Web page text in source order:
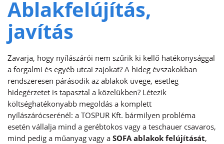
Ablakfelújítás,
javítás
Zavarja, hogy nyílászárói nem szűrik ki kellő hatékonysággal
a forgalmi és egyéb utcai zajokat? A hideg évszakokban
rendszeresen párásodik az ablakok üvege, esetleg
hidegérzetet is tapasztal a közelükben? Létezik
költséghatékonyabb megoldás a komplett
nyílászárócserénél: a TOSPUR Kft. bármilyen probléma
esetén vállalja mind a gerébtokos vagy a teschauer csavaros,
mind pedig a műanyag vagy a SOFA ablakok felújítását,